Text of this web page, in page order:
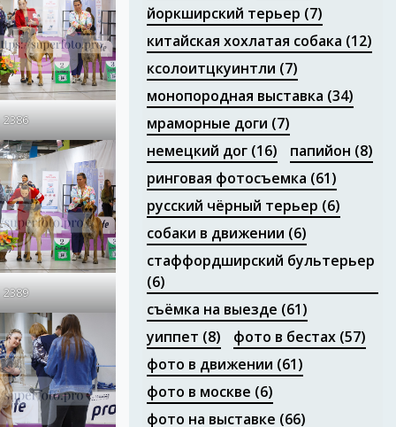
2386
2389
йоркширский терьер (7)
китайская хохлатая собака (12)
ксолоитцкуинтли (7)
монопородная выставка (34)
мраморные доги (7)
немецкий дог(16) папийон (8)
ринговая фотосъемка (61)
русский чёрный терьер (6)
собаки в движении (6)
стаффордширский бультерьер
(6)
съёмка на выезде (61)
уиппет (8) фото в бестах(57)
фото в движении (61)
фото в москве (6)
фото на выставке (66)